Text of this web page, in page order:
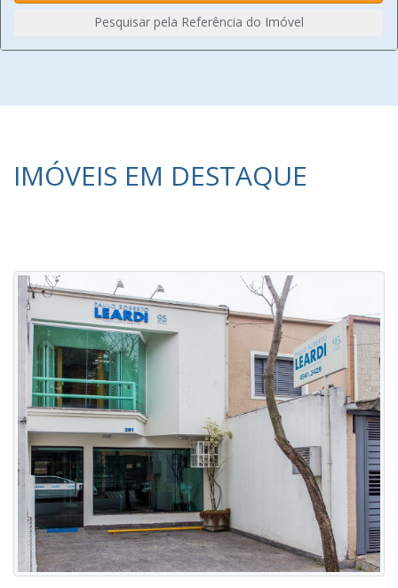
Pesquisar pela Referência do Imóvel
IMÓVEIS EM DESTAQUE